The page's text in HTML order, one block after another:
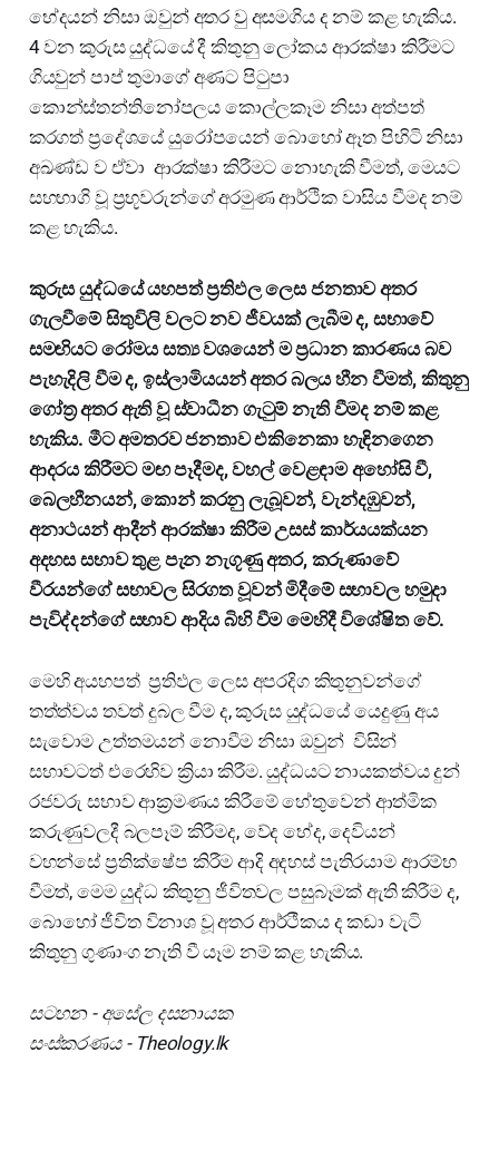
භේදයන් නිසා ඔවුන් අතර වු අසමගිය ද නම් කළ හැකිය.
4 වන කුරුස යුද්ධයේ දී කිතුනු ලෝකය ආරක්ෂා කිරීමට
ගියවුන් පාප් තුමාගේ අණට පිටුපා
කොන්ස්තන්තිනෝපලය කොල්ලකෑම නිසා අත්පත්
කරගත් ප්‍රදේශයේ යුරෝපයෙන් බොහෝ ඈත පිහිටි නිසා
අඛණ්ඩ ව ඒවා ආරක්ෂා කිරීමට නොහැකි වීමත්, මෙයට
සහභාගි වූ ප්‍රභූවරුන්ගේ අරමුණ ආර්ථික වාසිය වීමද නම්
කළ හැකිය.
කුරුස යුද්ධයේ යහපත් ප්‍රතිඵල ලෙස ජනතාව අතර
ගැලවීමේ සිතුවිලි වලට නව ජීවයක් ලැබීම ද, සභාවේ
සමඟියට රෝමය සත්‍ය වශයෙන් ම ප්‍රධාන කාරණය බව
පැහැදිලි වීම ද, ඉස්ලාමියයන් අතර බලය හීන වීමත්, කිතුනු
ගෝත්‍ර අතර ඇති වූ ස්වාධීන ගැටුම් නැති වීමද නම් කළ
හැකිය. මීට අමතරව ජනතාව එකිනෙකා හැඳිනගෙන
ආදරය කිරීමට මඟ පෑදීමද, වහල් වෙළඳාම අහෝසි වී,
බෙලහීනයන්, කොන් කරනු ලැබූවන්, වැන්දඹුවන්,
අනාථයන් ආදීන් ආරක්ෂා කිරීම උසස් කාර්යයක්යන
අදහස සභාව තුළ පැන නැගූණු අතර, කරුණාවේ
වීරයන්ගේ සභාවල සිරගත වූවන් මිදීමේ සභාවල හමුදා
පැවිද්දන්ගේ සභාව ආදිය බිහි වීම මෙහිදී විශේෂිත වේ.
මෙහි අයහපත් ප්‍රතිඵල ලෙස අපරදිග කිතුනුවන්ගේ
තත්ත්වය තවත් දුබල වීම ද, කුරුස යුද්ධයේ යෙදුණු අය
සැවොම උත්තමයන් නොවීම නිසා ඔවුන් විසින්
සභාවටත් එරෙහිව ක්‍රියා කිරීම. යුද්ධයට නායකත්වය දුන්
රජවරු සභාව ආක්‍රමණය කිරීමේ හේතුවෙන් ආත්මික
කරුණුවලදී බලපෑම් කිරීමද, වේද භේද, දෙවියන්
වහන්සේ ප්‍රතික්ෂේප කිරීම ආදි අදහස් පැතිරයාම ආරම්භ
වීමත්, මෙම යුද්ධ කිතුනු ජීවිතවල පසුබෑමක් ඇති කිරීම ද,
බොහෝ ජීවිත විනාශ වූ අතර ආර්ථීකය ද කඩා වැටි
කිතුනු ගුණාංග නැති වී යෑම නම් කළ හැකිය.
සටහන - අසේල දසනායක
සංස්කරණය - Theology.lk